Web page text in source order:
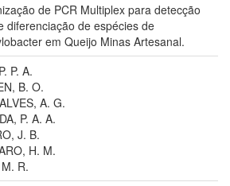
de PCR Multiplex para detecção
diferenciação de espécies de
em Queijo Minas Artesanal.
P. A.
B. O.
A. G.
P. A. A.
J. B.
H. M.
R.